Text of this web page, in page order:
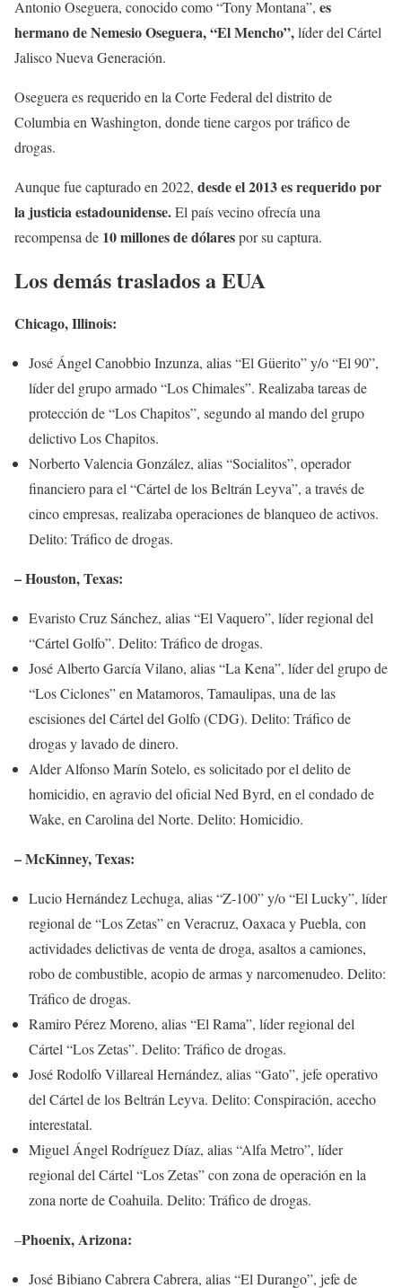
Antonio Oseguera, conocido como “Tony Montana”, es
hermano de Nemesio Oseguera, “El Mencho”,líder del Cártel
Jalisco Nueva Generación.
Oseguera es requerido en la Corte Federal del distrito de
Columbia en Washington, donde tiene cargos por tráfico de
drogas.
Aunque fue capturado en 2022, desde el 2013 es requerido por
la justicia estadounidense.El país vecino ofrecía una
recompensa de 10 millones de dólarespor su captura.
Los demás traslados a EUA
Chicago, Illinois:
José Ángel Canobbio Inzunza, alias “El Güerito” y/o “El 90”,
líder del grupo armado “Los Chimales”. Realizaba tareas de
protección de “Los Chapitos”, segundo al mando del grupo
delictivo Los Chapitos.
Norberto Valencia González, alias “Socialitos”, operador
financiero para el “Cártel de los Beltrán Leyva”, a través de
cinco empresas, realizaba operaciones de blanqueo de activos.
Delito: Tráfico de drogas.
– Houston, Texas:
Evaristo Cruz Sánchez, alias “El Vaquero”, líder regional del
“Cártel Golfo”. Delito: Tráfico de drogas.
José Alberto García Vilano, alias “La Kena”, líder del grupo de
“Los Ciclones” en Matamoros, Tamaulipas, una de las
escisiones del Cártel del Golfo (CDG). Delito: Tráfico de
drogas y lavado de dinero.
Alder Alfonso Marín Sotelo, es solicitado por el delito de
homicidio, en agravio del oficial Ned Byrd, en el condado de
Wake, en Carolina del Norte. Delito: Homicidio.
– McKinney, Texas:
Lucio Hernández Lechuga, alias “Z-100” y/o “El Lucky”, líder
regional de “Los Zetas” en Veracruz, Oaxaca y Puebla, con
actividades delictivas de venta de droga, asaltos a camiones,
robo de combustible, acopio de armas y narcomenudeo. Delito:
Tráfico de drogas.
Ramiro Pérez Moreno, alias “El Rama”, líder regional del
Cártel “Los Zetas”. Delito: Tráfico de drogas.
José Rodolfo Villareal Hernández, alias “Gato”, jefe operativo
del Cártel de los Beltrán Leyva. Delito: Conspiración, acecho
interestatal.
Miguel Ángel Rodríguez Díaz, alias “Alfa Metro”, líder
regional del Cártel “Los Zetas” con zona de operación en la
zona norte de Coahuila. Delito: Tráfico de drogas.
–Phoenix, Arizona:
José Bibiano Cabrera Cabrera, alias “El Durango”, jefe de